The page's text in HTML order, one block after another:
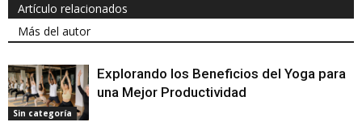
Artículo relacionados
Más del autor
Sin categoría
Explorando los Beneficios del Yoga para
una Mejor Productividad